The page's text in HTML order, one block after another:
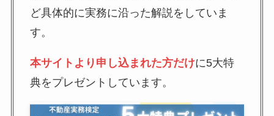
ど具体的に実務に沿った解説をしていま
す。
本サイトより申し込まれた方だけに5大特
典をプレゼントしています。